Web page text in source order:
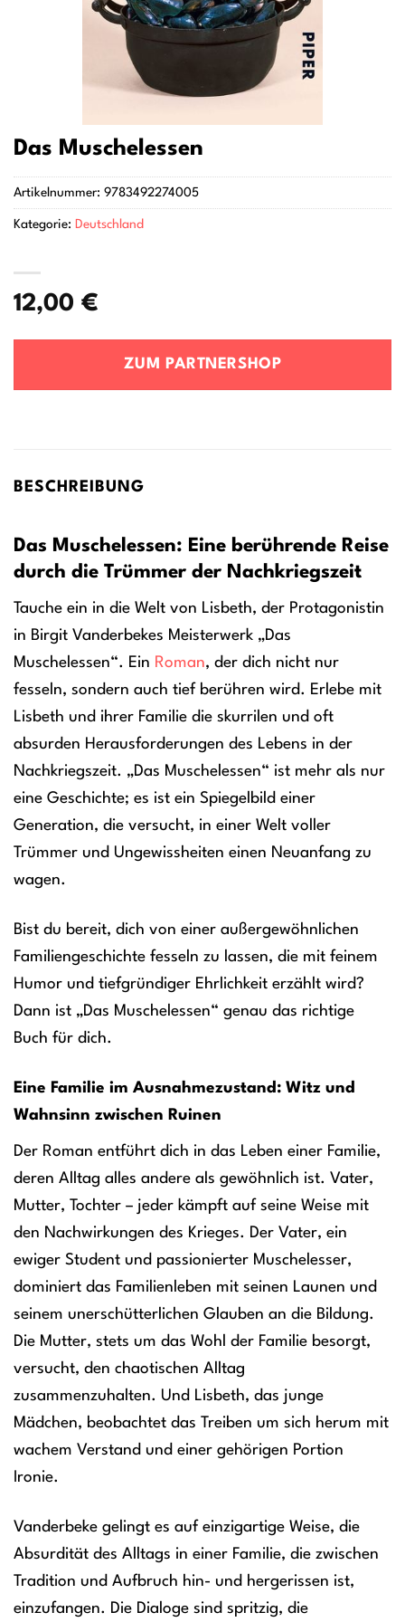
Das Muschelessen
12,00 €
ZUM PARTNERSHOP
Artikelnummer: 9783492274005
Kategorie: Deutschland
BESCHREIBUNG
Das Muschelessen: Eine berührende Reise
durch die Trümmer der Nachkriegszeit
Tauche ein in die Welt von Lisbeth, der Protagonistin
in Birgit Vanderbekes Meisterwerk „Das
Muschelessen“. Ein Roman, der dich nicht nur
fesseln, sondern auch tief berühren wird. Erlebe mit
Lisbeth und ihrer Familie die skurrilen und oft
absurden Herausforderungen des Lebens in der
Nachkriegszeit. „Das Muschelessen“ ist mehr als nur
eine Geschichte; es ist ein Spiegelbild einer
Generation, die versucht, in einer Welt voller
Trümmer und Ungewissheiten einen Neuanfang zu
wagen.
Bist du bereit, dich von einer außergewöhnlichen
Familiengeschichte fesseln zu lassen, die mit feinem
Humor und tiefgründiger Ehrlichkeit erzählt wird?
Dann ist „Das Muschelessen“ genau das richtige
Buch für dich.
Eine Familie im Ausnahmezustand: Witz und
Wahnsinn zwischen Ruinen
Der Roman entführt dich in das Leben einer Familie,
deren Alltag alles andere als gewöhnlich ist. Vater,
Mutter, Tochter – jeder kämpft auf seine Weise mit
den Nachwirkungen des Krieges. Der Vater, ein
ewiger Student und passionierter Muschelesser,
dominiert das Familienleben mit seinen Launen und
seinem unerschütterlichen Glauben an die Bildung.
Die Mutter, stets um das Wohl der Familie besorgt,
versucht, den chaotischen Alltag
zusammenzuhalten. Und Lisbeth, das junge
Mädchen, beobachtet das Treiben um sich herum mit
wachem Verstand und einer gehörigen Portion
Ironie.
Vanderbeke gelingt es auf einzigartige Weise, die
Absurdität des Alltags in einer Familie, die zwischen
Tradition und Aufbruch hin- und hergerissen ist,
einzufangen. Die Dialoge sind spritzig, die